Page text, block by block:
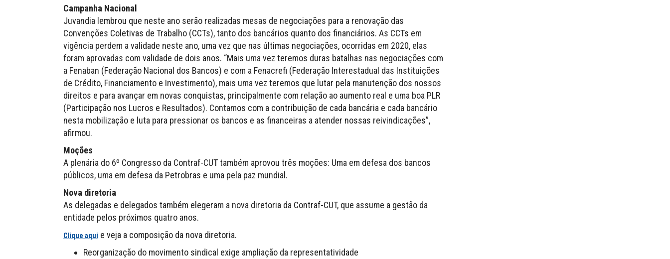
Campanha Nacional
Juvandia lembrou que neste ano serão realizadas mesas de negociações para a renovação das
Convenções Coletivas de Trabalho (CCTs), tanto dos bancários quanto dos financiários. As CCTs em
vigência perdem a validade neste ano, uma vez que nas últimas negociações, ocorridas em 2020, elas
foram aprovadas com validade de dois anos. “Mais uma vez teremos duras batalhas nas negociações com
a Fenaban (Federação Nacional dos Bancos) e com a Fenacrefi (Federação Interestadual das Instituições
de Crédito, Financiamento e Investimento), mais uma vez teremos que lutar pela manutenção dos nossos
direitos e para avançar em novas conquistas, principalmente com relação ao aumento real e uma boa PLR
(Participação nos Lucros e Resultados). Contamos com a contribuição de cada bancária e cada bancário
nesta mobilização e luta para pressionar os bancos e as financeiras a atender nossas reivindicações”,
afirmou.
Moções
A plenária do 6º Congresso da Contraf-CUT também aprovou três moções: Uma em defesa dos bancos
públicos, uma em defesa da Petrobras e uma pela paz mundial.
Nova diretoria
As delegadas e delegados também elegeram a nova diretoria da Contraf-CUT, que assume a gestão da
entidade pelos próximos quatro anos.
Clique aqui e veja a composição da nova diretoria.
Reorganização do movimento sindical exige ampliação da representatividade